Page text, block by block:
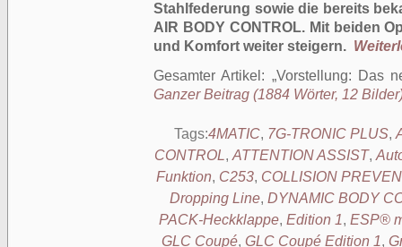
Stahlfederung sowie die bereits
AIR BODY CONTROL. Mit beiden
und Komfort weiter steigern.
Gesamter Artikel:
Vorstellung: Das
Ganzer Beitrag (1884 Wörter, 12
Tags:4MATIC, 7G-TRONIC PLUS,
CONTROL, ATTENTION ASSIST,
Funktion, C253, COLLISION
Dropping Line, DYNAMIC BODY
PACK-Heckklappe, Edition 1, ESP®
GLC Coupé, GLC Coupé Edition 1,